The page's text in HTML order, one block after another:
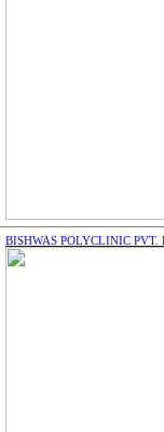
BISHWAS POLYCLINIC PVT.